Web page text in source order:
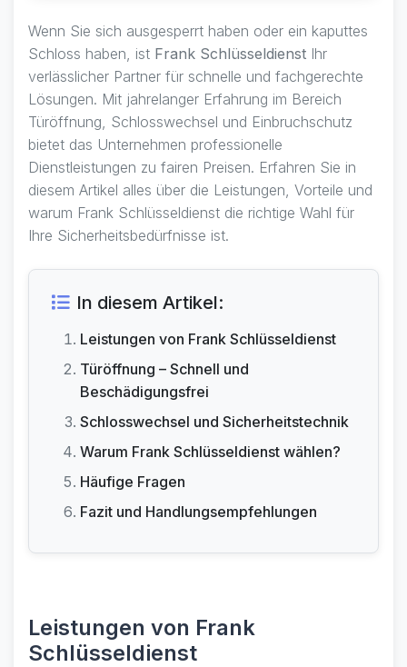
Wenn Sie sich ausgesperrt haben oder ein kaputtes
Schloss haben, ist Frank Schlüsseldienst Ihr
verlässlicher Partner für schnelle und fachgerechte
Lösungen. Mit jahrelanger Erfahrung im Bereich
Türöffnung, Schlosswechsel und Einbruchschutz
bietet das Unternehmen professionelle
Dienstleistungen zu fairen Preisen. Erfahren Sie in
diesem Artikel alles über die Leistungen, Vorteile und
warum Frank Schlüsseldienst die richtige Wahl für
Ihre Sicherheitsbedürfnisse ist.
In diesem Artikel:
Leistungen von Frank Schlüsseldienst
Türöffnung – Schnell und
Beschädigungsfrei
Schlosswechsel und Sicherheitstechnik
Warum Frank Schlüsseldienst wählen?
Häufige Fragen
Fazit und Handlungsempfehlungen
Leistungen von Frank
Schlüsseldienst